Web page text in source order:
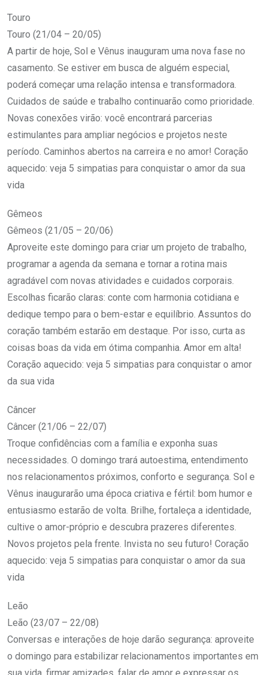
Touro
Touro (21/04 – 20/05)
A partir de hoje, Sol e Vênus inauguram uma nova fase no
casamento. Se estiver em busca de alguém especial,
poderá começar uma relação intensa e transformadora.
Cuidados de saúde e trabalho continuarão como prioridade.
Novas conexões virão: você encontrará parcerias
estimulantes para ampliar negócios e projetos neste
período. Caminhos abertos na carreira e no amor! Coração
aquecido: veja 5 simpatias para conquistar o amor da sua
vida
Gêmeos
Gêmeos (21/05 – 20/06)
Aproveite este domingo para criar um projeto de trabalho,
programar a agenda da semana e tornar a rotina mais
agradável com novas atividades e cuidados corporais.
Escolhas ficarão claras: conte com harmonia cotidiana e
dedique tempo para o bem-estar e equilíbrio. Assuntos do
coração também estarão em destaque. Por isso, curta as
coisas boas da vida em ótima companhia. Amor em alta!
Coração aquecido: veja 5 simpatias para conquistar o amor
da sua vida
Câncer
Câncer (21/06 – 22/07)
Troque confidências com a família e exponha suas
necessidades. O domingo trará autoestima, entendimento
nos relacionamentos próximos, conforto e segurança. Sol e
Vênus inaugurarão uma época criativa e fértil: bom humor e
entusiasmo estarão de volta. Brilhe, fortaleça a identidade,
cultive o amor-próprio e descubra prazeres diferentes.
Novos projetos pela frente. Invista no seu futuro! Coração
aquecido: veja 5 simpatias para conquistar o amor da sua
vida
Leão
Leão (23/07 – 22/08)
Conversas e interações de hoje darão segurança: aproveite
o domingo para estabilizar relacionamentos importantes em